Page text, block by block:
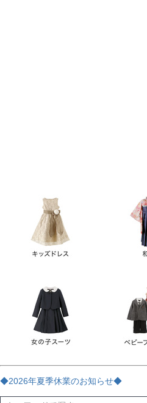
◆2026年夏季休業のお知らせ◆
女の子スーツ
男の子スー
袖の長さ
ノースリーブ
長袖
サイズ
指定なし
90
170
ブラック
ゴールド